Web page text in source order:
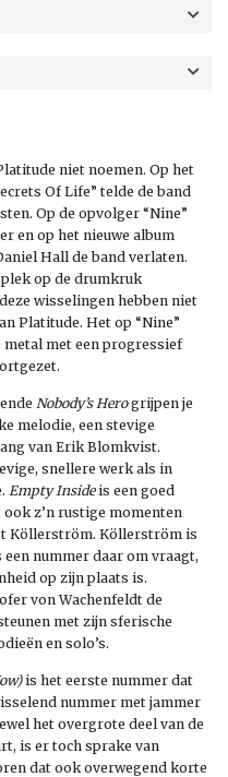
niet noemen. Op het
Of Life” telde de band
Op de opvolger “Nine”
en op het nieuwe album
Hall de band verlaten.
op de drumkruk
wisselingen hebben niet
Platitude. Het op “Nine”
metal met een progressief
Nobody’s Herogrijpen je
melodie, een stevige
van Erik Blomkvist.
snellere werk als in
Empty Insideis een goed
z’n rustige momenten
Köllerström. Köllerström is
nummer daar om vraagt,
op zijn plaats is.
von Wachenfeldt de
met zijn sferische
en solo’s.
is het eerste nummer dat
nummer met jammer
het overgrote deel van de
is er toch sprake van
dat ook overwegend korte